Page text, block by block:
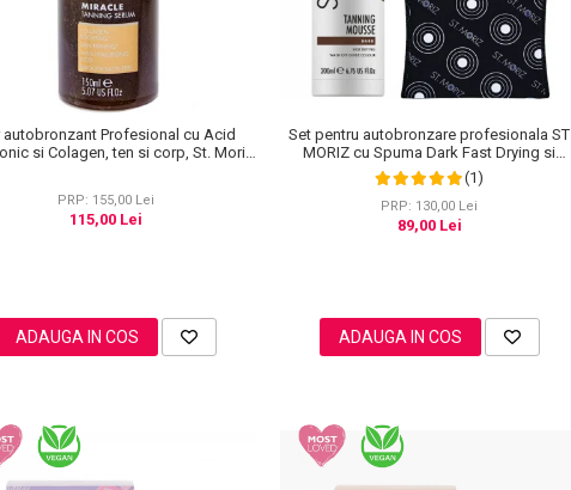
autobronzant Profesional cu Acid
si Colagen, ten si corp, St. Moriz
PRP: 155,00 Lei
115,00 Lei
ADAUGA IN COS
Set pentru autobronzare profesionala ST
MORIZ cu Spuma Dark Fast Drying si
Manusa Velvet Tanning Mitt
(1)
PRP: 130,00 Lei
89,00 Lei
ADAUGA IN COS